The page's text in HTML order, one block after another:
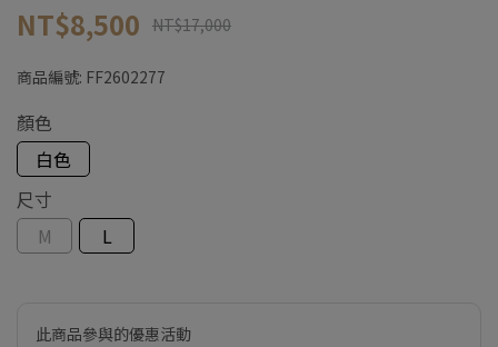
NT$8,500 NT$17,000
商品編號: FF2602277
顏色
白色
尺寸
M
L
此商品參與的優惠活動